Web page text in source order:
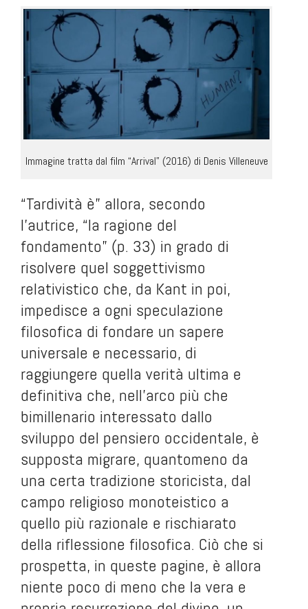
Immagine tratta dal film “Arrival” (2016) di Denis Villeneuve
“Tardività è” allora, secondo
l'autrice, “la ragione del
fondamento” (p. 33) in grado di
risolvere quel soggettivismo
relativistico che, da Kant in poi,
impedisce a ogni speculazione
filosofica di fondare un sapere
universale e necessario, di
raggiungere quella verità ultima e
definitiva che, nell'arco più che
bimillenario interessato dallo
sviluppo del pensiero occidentale, è
supposta migrare, quantomeno da
una certa tradizione storicista, dal
campo religioso monoteistico a
quello più razionale e rischiarato
della riflessione filosofica. Ciò che si
prospetta, in queste pagine, è allora
niente poco di meno che la vera e